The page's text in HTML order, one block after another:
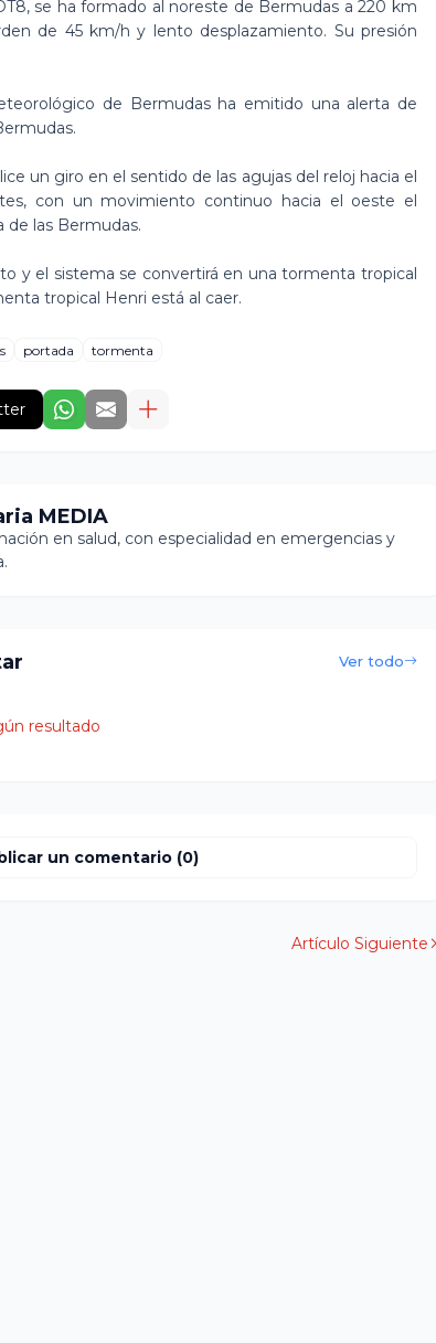
se ha formado al noreste de Bermudas a 220 km
de 45 km/h y lento desplazamiento. Su presión
de Bermudas ha emitido una alerta de
un giro en el sentido de las agujas del reloj hacia el
con un movimiento continuo hacia el oeste el
de las Bermudas.
y el sistema se convertirá en una tormenta tropical
tropical Henri está al caer.
portada tormenta
MEDIA
en salud, con especialidad en emergencias y
Ver todo
resultado
un comentario (0)
Artículo Siguiente